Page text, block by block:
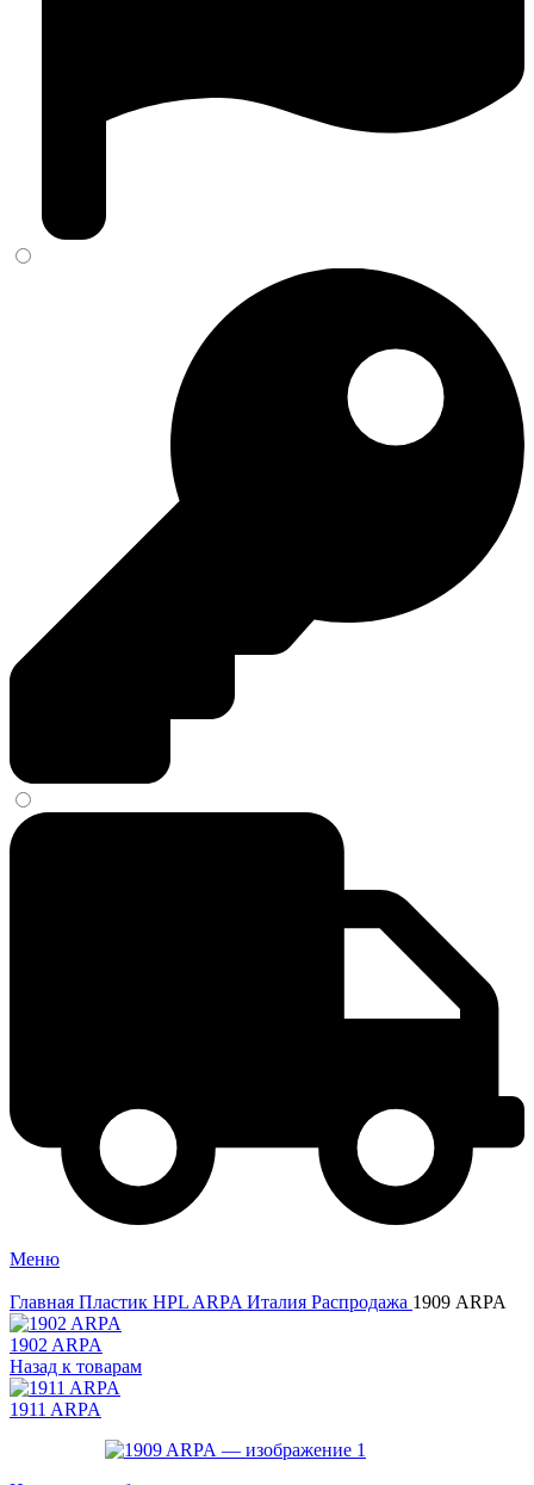
Меню
Главная Пластик HPL ARPA Италия Распродажа 1909 ARPA
1902 ARPA
Назад к товарам
1911 ARPA